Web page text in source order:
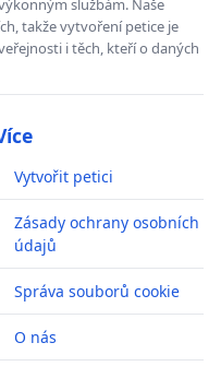
službám. Naše
takže vytvoření petice je
i těch, kteří o daných
Vytvořit petici
Zásady ochrany osobních
údajů
Správa souborů cookie
O nás